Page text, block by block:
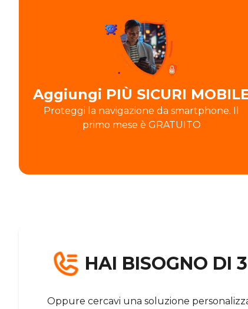
Aggiungi PIÙ SICURI
Proteggi la navigazione da smartphone. Il
primo mese è GRATUITO
HAI BISOGNO DI
Oppure cercavi una soluzione